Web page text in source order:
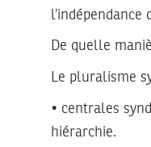
De quelle
Le pluralisme
• centrales
hiérarchie.